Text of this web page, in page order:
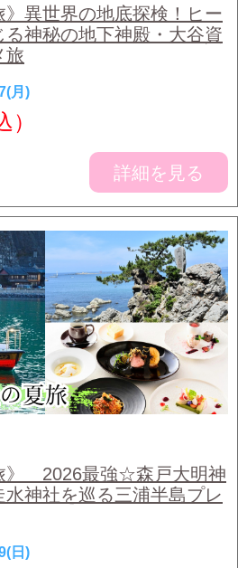
》異世界の地底探検！ヒー
る神秘の地下神殿・大谷資
旅
月)
）
詳細を見る
》 2026最強☆森戸大明神
水神社を巡る三浦半島プレ
日)